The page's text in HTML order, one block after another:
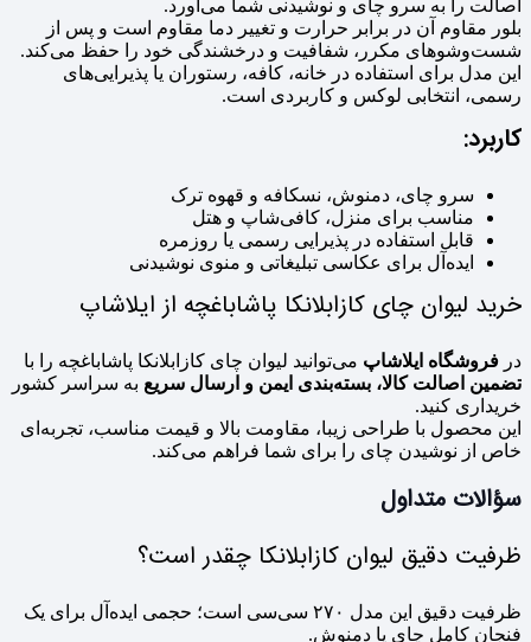
اصالت را به سرو چای و نوشیدنی شما می‌آورد.
بلور مقاوم آن در برابر حرارت و تغییر دما مقاوم است و پس از
شست‌وشوهای مکرر، شفافیت و درخشندگی خود را حفظ می‌کند.
این مدل برای استفاده در خانه، کافه، رستوران یا پذیرایی‌های
رسمی، انتخابی لوکس و کاربردی است.
کاربرد:
سرو چای، دمنوش، نسکافه و قهوه ترک
مناسب برای منزل، کافی‌شاپ و هتل
قابل استفاده در پذیرایی رسمی یا روزمره
ایده‌آل برای عکاسی تبلیغاتی و منوی نوشیدنی
خرید لیوان چای کازابلانکا پاشاباغچه از ایلاشاپ
در فروشگاه ایلاشاپ می‌توانید لیوان چای کازابلانکا پاشاباغچه را با
تضمین اصالت کالا، بسته‌بندی ایمن و ارسال سریع به سراسر کشور
خریداری کنید.
این محصول با طراحی زیبا، مقاومت بالا و قیمت مناسب، تجربه‌ای
خاص از نوشیدن چای را برای شما فراهم می‌کند.
سؤالات متداول
ظرفیت دقیق لیوان کازابلانکا چقدر است؟
ظرفیت دقیق این مدل ۲۷۰ سی‌سی است؛ حجمی ایده‌آل برای یک
فنجان کامل چای یا دمنوش.